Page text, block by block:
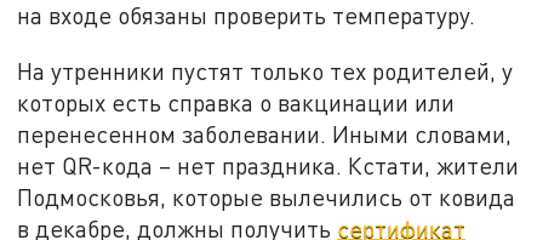
на входе обязаны проверить температуру.
На утренники пустят только тех родителей, у
которых есть справка о вакцинации или
перенесенном заболевании. Иными словами,
нет QR-кода – нет праздника. Кстати, жители
Подмосковья, которые вылечились от ковида
в декабре, должны получить сертификат